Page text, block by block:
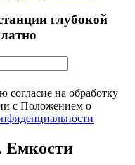
глубокой
на обработку
с Положением о
Емкости